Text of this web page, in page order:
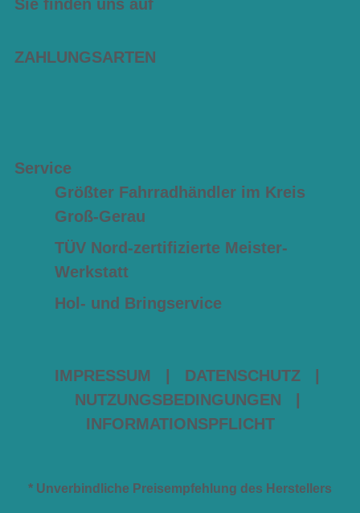
Sie finden uns auf
ZAHLUNGSARTEN
Service
Größter Fahrradhändler im Kreis
Groß-Gerau
TÜV Nord-zertifizierte Meister-
Werkstatt
Hol- und Bringservice
IMPRESSUM DATENSCHUTZ
NUTZUNGSBEDINGUNGEN
INFORMATIONSPFLICHT
* Unverbindliche Preisempfehlung des Herstellers